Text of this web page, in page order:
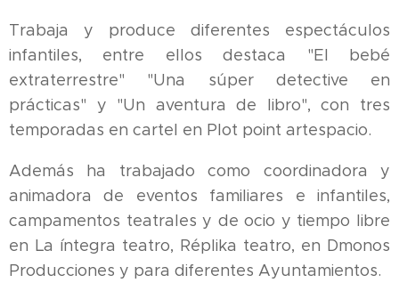
Trabaja y produce diferentes espectáculos
infantiles, entre ellos destaca "El bebé
extraterrestre" "Una súper detective en
prácticas" y "Un aventura de libro", con tres
temporadas en cartel en Plot point artespacio.
Además ha trabajado como coordinadora y
animadora de eventos familiares e infantiles,
campamentos teatrales y de ocio y tiempo libre
en La íntegra teatro, Réplika teatro, en Dmonos
Producciones y para diferentes Ayuntamientos.